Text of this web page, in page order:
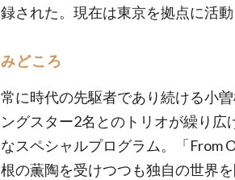
録された。現在は東京を拠点に活動
みどころ
常に時代の先駆者であり続ける小
ングスター2名とのトリオが繰り
なスペシャルプログラム。「From
根の薫陶を受けつつも独自の世界